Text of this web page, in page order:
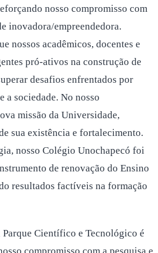
nosso compromisso com
inovadora/empreendedora.
nossos acadêmicos, docentes e
pró-ativos na construção de
desafios enfrentados por
a sociedade. No nosso
missão da Universidade,
sua existência e fortalecimento.
nosso Colégio Unochapecó foi
de renovação do Ensino
resultados factíveis na formação
Científico e Tecnológico é